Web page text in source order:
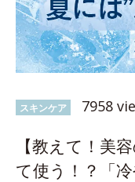
スキンケア 7958
【教えて！美
て使う！？「